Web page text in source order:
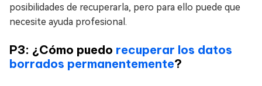
posibilidades de recuperarla, pero para ello puede que
necesite ayuda profesional.
P3: ¿Cómo puedo recuperar los datos
borrados permanentemente?